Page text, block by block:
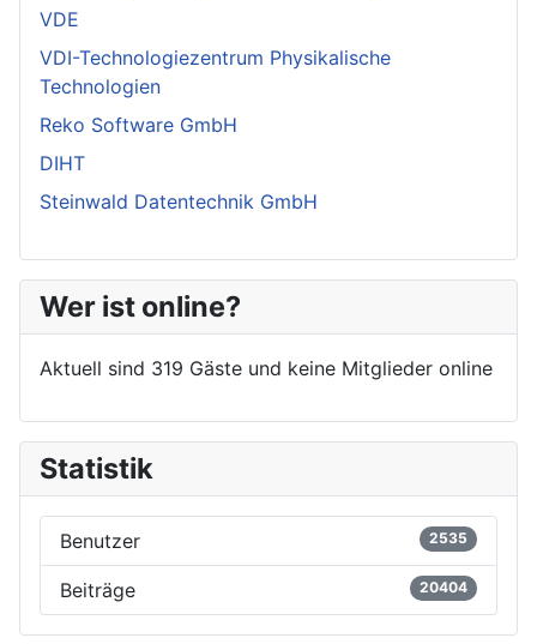
VDE
VDI-Technologiezentrum Physikalische
Technologien
Reko Software GmbH
DIHT
Steinwald Datentechnik GmbH
Wer ist online?
Aktuell sind 319 Gäste und keine Mitglieder online
Statistik
Benutzer 2535
Beiträge 20404